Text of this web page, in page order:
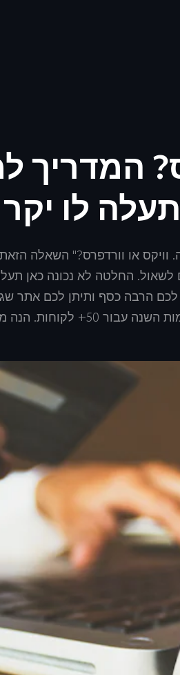
המדריך
לו יקר
וויקס או וורדפרס?" השאלה
לשאול. החלטה לא נכונה כאן
הרבה כסף ותיתן לכם אתר
הנה מה שגיליתי.